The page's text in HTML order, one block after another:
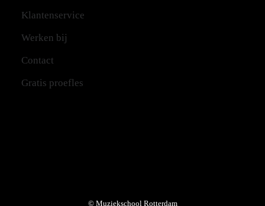
Klantenservice
Werken bij
Contact
Gratis proefles
© Muziekschool Rotterdam